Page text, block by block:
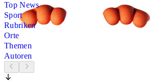
Top News
Sport
Rubriken
Orte
Themen
Autoren